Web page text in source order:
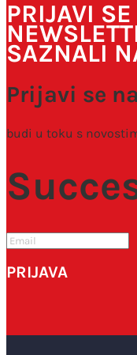
PRIJAVI
SAZNALI
Prijavi se
budi u toku s
PRIJAVA